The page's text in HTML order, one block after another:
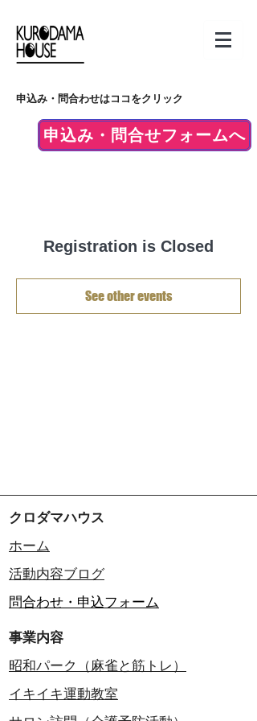
申込み・問合わせはココをクリック
申込み・問合せフォームへ
Registration is Closed
See other events
クロダマハウス
ホーム
活動内容​ブログ​
問合わせ・申込フォーム
事業内容
昭和パーク（麻雀と筋トレ）
イキイキ運動教室